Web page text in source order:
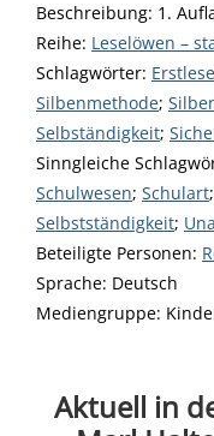
Beschreibung: 1.
Reihe: Leselöwen –
Schlagwörter:
Silbenmethode;
Selbständigkeit;
Sinngleiche
Schulwesen; Schulart;
Selbstständigkeit;
Beteiligte Personen:
Sprache: Deutsch
Mediengruppe:
Aktuell in